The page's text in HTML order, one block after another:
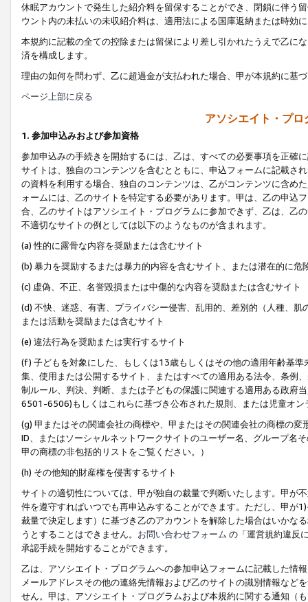
休眠アカウントで発生した紹介料を留保することができ、閉鎖に伴う
ウント内の未払いの未収紹介料は、適用法による国庫返納または時効
本規約に記載の全ての控除または留保により差し引かれたうえで乙に
済を構成します。
理由の如何を問わず、乙に超過金が支払われた場合、甲が本規約に基
ページ上部に戻る
アソシエイト・プ
1. 参加申込みおよび参加資格
参加申込みの手続きを開始するには、乙は、すべての必要事項を正確
サイトは、独自のコンテンツを含むとともに、申込フォームに記載さ
の資料を利用する場合、独自のコンテンツは、乙がコンテンツに含め
ォームには、乙のサイトを特定する必要があります。甲は、乙の申込
合、乙のサイトはアソシエイト・プログラムに参加できず、乙は、乙
不適切なサイトの例としては以下のようなものが含まれます。
(a) 性的に露骨な内容を奨励または含むサイト
(b) 暴力を奨励するまたは暴力的内容を含むサイト、または潜在的に
(c) 虚偽、不正、名誉毀損または中傷的な内容を奨励または含むサイト
(d) 不快、迷惑、有害、プライバシー侵害、乱用的、差別的（人種、
または活動を奨励または含むサイト
(e) 違法行為を奨励または実行するサイト
(f) 子どもを対象にした、もしくは13歳もしくはその他の適用年齢基
集、使用または公開するサイト、またはすべての適用ある法令、条例
制ルール、判決、判断、または子どもの保護に関連する適用ある政府
6501-6506)もしくはこれらに基づき公布された規則、または児童オン
(g) 甲またはその関連会社の商標や、甲またはその関連会社の商標の
ID、またはソーシャルネットワークサイトのユーザー名、グループ名
甲の商標の非包括的リストをご覧ください。）
(h) その他知的財産権を侵害するサイト
サイトの適切性については、甲が独自の裁量で判断いたします。甲が
件を遵守すればいつでも再申込みすることができます。ただし、甲が
裁量で決定します）に基づき乙のアカウントを解除した場合はいかな
うとすることはできません。 お問い合わせフォーム の「運営規約違反
承認手続を開始することができます。
乙は、アソシエイト・プログラムへの参加申込フォームに記載した情
メールアドレスその他の連絡先情報および乙のサイトの識別情報など
せん。甲は、アソシエイト・プログラムおよび本規約に関する通知（